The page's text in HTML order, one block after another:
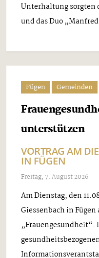
Unterhaltung sorgten
und das Duo
Fügen Gemeinden
unterstützen
VORTRAG AM
IN FÜGEN
Freitag, 7. August 2026
Am Dienstag, den
Giessenbach in
„Frauengesundheit“.